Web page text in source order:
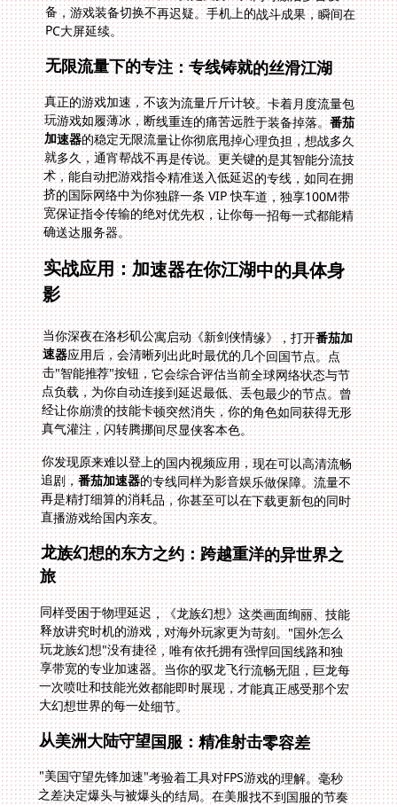
PC大屏延续。
无限流量下的专注：专线铸就的丝滑江湖
真正的游戏加速，不该为流量斤斤计较。卡着月度流量包
玩游戏如履薄冰，断线重连的痛苦远胜于装备掉落。番茄
加速器的稳定无限流量让你彻底甩掉心理负担，想战多久
就多久，通宵帮战不再是传说。更关键的是其智能分流技
术，能自动把游戏指令精准送入低延迟的专线，如同在拥
挤的国际网络中为你独辟一条 VIP 快车道，独享100M带
宽保证指令传输的绝对优先权，让你每一招每一式都能精
确送达服务器。
实战应用：加速器在你江湖中的具体身
影
当你深夜在洛杉矶公寓启动《新剑侠情缘》，打开番茄加
速器应用后，会清晰列出此时最优的几个回国节点。点
击"智能推荐"按钮，它会综合评估当前全球网络状态与节
点负载，为你自动连接到延迟最低、丢包最少的节点。曾
经让你崩溃的技能卡顿突然消失，你的角色如同获得无形
真气灌注，闪转腾挪间尽显侠客本色。
你发现原来难以登上的国内视频应用，现在可以高清流畅
追剧，番茄加速器的专线同样为影音娱乐做保障。流量不
再是精打细算的消耗品，你甚至可以在下载更新包的同时
直播游戏给国内亲友。
龙族幻想的东方之约：跨越重洋的异世界之
旅
同样受困于物理延迟，《龙族幻想》这类画面绚丽、技能
释放讲究时机的游戏，对海外玩家更为苛刻。"国外怎么
玩龙族幻想"没有捷径，唯有依托拥有强悍回国线路和独
享带宽的专业加速器。当你的驭龙飞行流畅无阻，巨龙每
一次喷吐和技能光效都能即时展现，才能真正感受那个宏
大幻想世界的每一处细节。
从美洲大陆守望国服：精准射击零容差
"美国守望先锋加速"考验着工具对FPS游戏的理解。毫秒
之差决定爆头与被爆头的结局。在美服找不到国服的节奏